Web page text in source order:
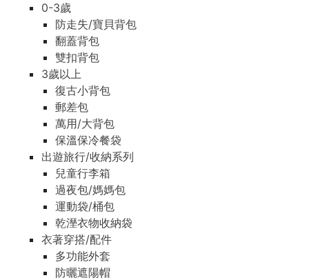
0-3歲
防走失/寶貝背包
翻蓋背包
雙扣背包
3歲以上
復古小背包
郵差包
萬用/大背包
保溫保冷餐袋
出遊旅行/收納系列
兒童行李箱
過夜包/媽媽包
運動袋/桶包
乾溼衣物收納袋
衣著穿搭/配件
多功能外套
防曬遮陽帽